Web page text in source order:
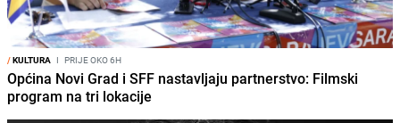
/KULTURA I PRIJE OKO 6H
Općina Novi Grad i SFF nastavljaju partnerstvo: Filmski
program na tri lokacije